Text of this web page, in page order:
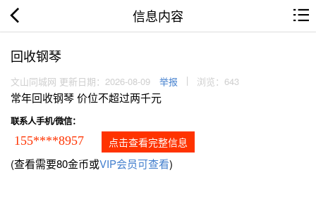
信息内容
回收钢琴
文山同城网 更新日期：2026-08-09 举报 浏览：643
常年回收钢琴 价位不超过两千元
联系人手机/微信：
155****8957 点击查看完整信息
(查看需要80金币或VIP会员可查看)